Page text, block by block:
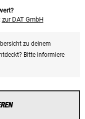
zur DAT GmbH
zu deinem
Bitte informiere